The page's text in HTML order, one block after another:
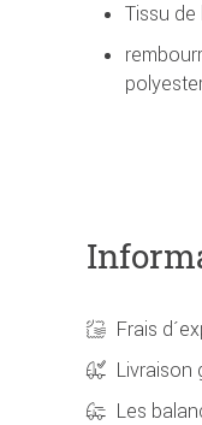
Tissu
Frais
Livraison
Les